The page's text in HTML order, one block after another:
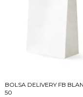
BOLSA DELIVERY FB
50